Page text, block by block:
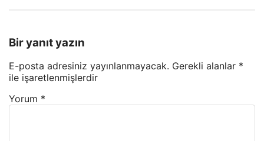
Bir yanıt yazın
E-posta adresiniz yayınlanmayacak. Gerekli alanlar *
ile işaretlenmişlerdir
Yorum *